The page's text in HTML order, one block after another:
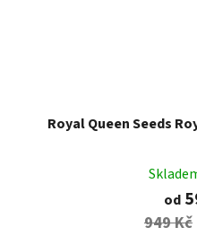
Royal Queen Seeds
od
949 Kč